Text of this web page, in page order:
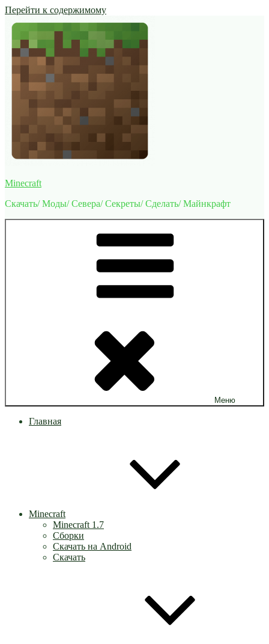
Перейти к содержимому
Minecraft
Скачать/ Моды/ Севера/ Секреты/ Сделать/ Майнкрафт
Меню
Главная
Minecraft
Minecraft 1.7
Сборки
Скачать на Android
Скачать